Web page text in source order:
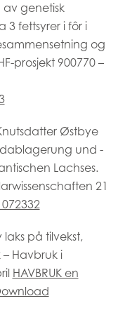
av genetisk
fettsyrer i fôr i
og
prosjekt 900770 –
Østbye
und -
Lachses.
21
på tilvekst,
Havbruk i
HAVBRUK en